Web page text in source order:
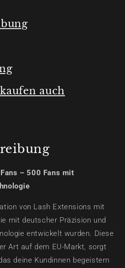
auch
– 500 Fans mit
von Lash Extensions mit
mit deutscher Präzision und
entwickelt wurden. Diese
Art auf dem EU-Markt, sorgt
deine Kundinnen begeistern